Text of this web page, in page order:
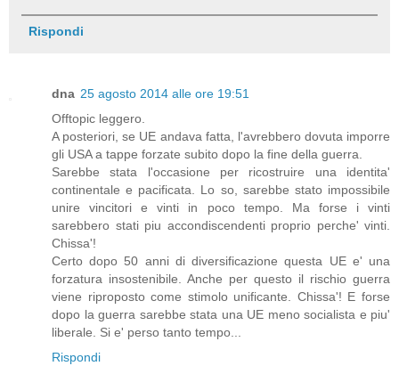
Rispondi
dna 25 agosto 2014 alle ore 19:51
Offtopic leggero.
A posteriori, se UE andava fatta, l'avrebbero dovuta imporre
gli USA a tappe forzate subito dopo la fine della guerra.
Sarebbe stata l'occasione per ricostruire una identita'
continentale e pacificata. Lo so, sarebbe stato impossibile
unire vincitori e vinti in poco tempo. Ma forse i vinti
sarebbero stati piu accondiscendenti proprio perche' vinti.
Chissa'!
Certo dopo 50 anni di diversificazione questa UE e' una
forzatura insostenibile. Anche per questo il rischio guerra
viene riproposto come stimolo unificante. Chissa'! E forse
dopo la guerra sarebbe stata una UE meno socialista e piu'
liberale. Si e' perso tanto tempo...
Rispondi